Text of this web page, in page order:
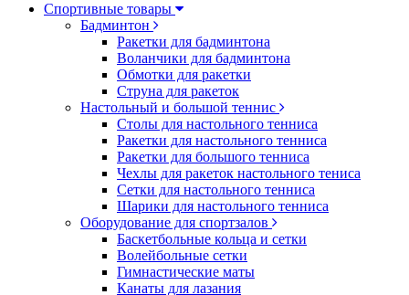
Спортивные товары
Бадминтон
Ракетки для бадминтона
Воланчики для бадминтона
Обмотки для ракетки
Струна для ракеток
Настольный и большой теннис
Столы для настольного тенниса
Ракетки для настольного тенниса
Ракетки для большого тенниса
Чехлы для ракеток настольного тениса
Сетки для настольного тенниса
Шарики для настольного тенниса
Оборудование для спортзалов
Баскетбольные кольца и сетки
Волейбольные сетки
Гимнастические маты
Канаты для лазания